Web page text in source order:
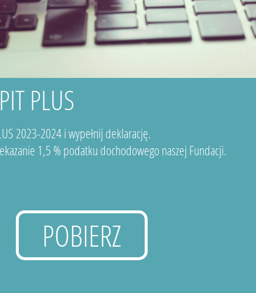
PLUS
2023-2024 i wypełnij deklarację.
1,5 % podatku dochodowego naszej Fundacji.
POBIERZ